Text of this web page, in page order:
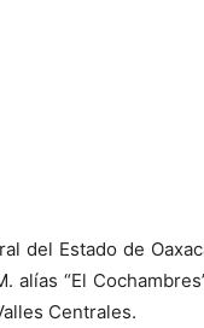
del Estado de
alías “El
Centrales.